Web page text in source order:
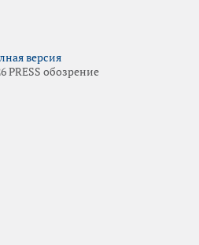
версия
PRESS обозрение